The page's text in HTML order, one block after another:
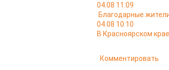
04.08 11:09
Благодарные
04.08 10:10
В Красноярском
Комментировать